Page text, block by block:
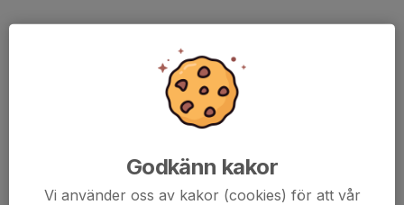
Godkänn kakor
Vi använder oss av kakor (cookies) för att vår